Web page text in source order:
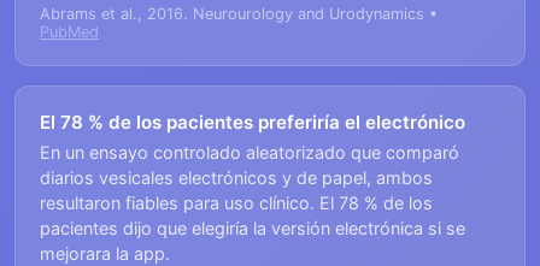
Abrams et al., 2016. Neurourology and Urodynamics •
PubMed
El 78 % de los pacientes preferiría el electrónico
En un ensayo controlado aleatorizado que comparó
diarios vesicales electrónicos y de papel, ambos
resultaron fiables para uso clínico. El 78 % de los
pacientes dijo que elegiría la versión electrónica si se
mejorara la app.